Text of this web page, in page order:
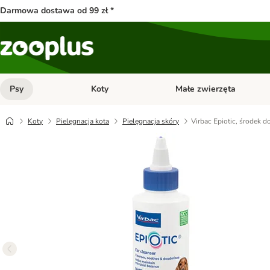
Darmowa dostawa od 99 zł *
Psy Otwórz menu kategorii: Psy
Koty Otwórz menu kategorii: Koty
Małe zwierzęta
Koty Pielęgnacja kota Pielęgnacja skóry Virbac Epiotic, środek